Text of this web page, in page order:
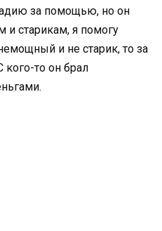
за помощью, но он
старикам, я помогу
и не старик, то за
то он брал